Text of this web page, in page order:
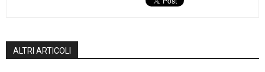
ALTRI ARTICOLI